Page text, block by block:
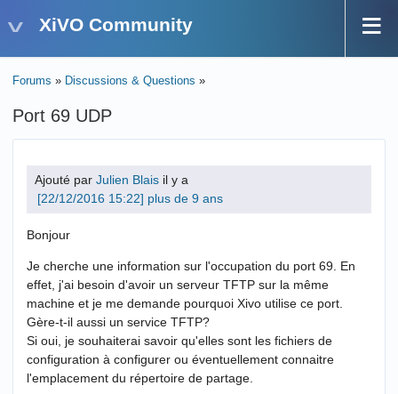
XiVO Community
Forums » Discussions & Questions »
Port 69 UDP
Ajouté par Julien Blais il y a
plus de 9 ans
Bonjour
Je cherche une information sur l'occupation du port 69. En
effet, j'ai besoin d'avoir un serveur TFTP sur la même
machine et je me demande pourquoi Xivo utilise ce port.
Gère-t-il aussi un service TFTP?
Si oui, je souhaiterai savoir qu'elles sont les fichiers de
configuration à configurer ou éventuellement connaitre
l'emplacement du répertoire de partage.